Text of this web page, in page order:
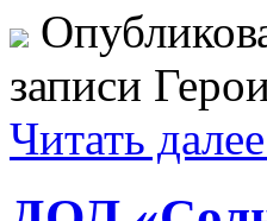
записи
Читать